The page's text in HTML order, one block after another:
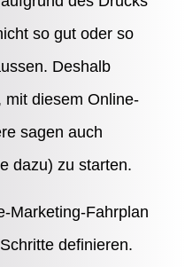
so gut oder so
Deshalb
mit diesem Online-
sagen auch
dazu) zu starten.
Marketing-Fahrplan
definieren.